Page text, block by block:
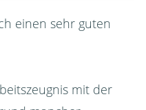
einen sehr guten
mit der